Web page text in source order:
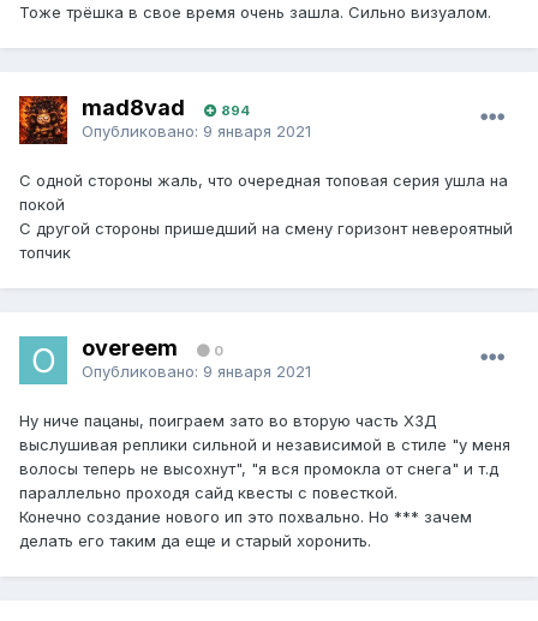
Тоже трёшка в свое время очень зашла. Сильно визуалом.
mad8vad 894
Опубликовано: 9 января 2021
С одной стороны жаль, что очередная топовая серия ушла на
покой
С другой стороны пришедший на смену горизонт невероятный
топчик
overeem 0
Опубликовано: 9 января 2021
Ну ниче пацаны, поиграем зато во вторую часть ХЗД
выслушивая реплики сильной и независимой в стиле "у меня
волосы теперь не высохнут", "я вся промокла от снега" и т.д
параллельно проходя сайд квесты с повесткой.
Конечно создание нового ип это похвально. Но *** зачем
делать его таким да еще и старый хоронить.